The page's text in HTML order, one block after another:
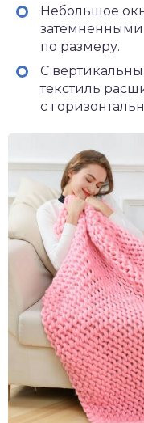
Небольшое
по размеру.
С
текстиль
с